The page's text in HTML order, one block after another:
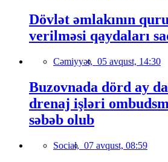
Dövlət əmlakının
verilməsi qaydaları
Cəmiyyət, 05 avqust, 14:30
Buzovnada dörd ay
drenaj işləri
səbəb olub
Social, 07 avqust, 08:59